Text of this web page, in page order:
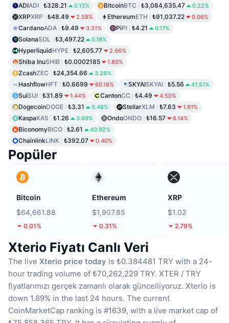
ADIADI ₺328.21 0.13% BitcoinBTC ₺3,084,635.47 0.22%
XRPXRP ₺48.49 2.58% EthereumETH ₺91,037.22 0.06%
CardanoADA ₺9.49 3.31% PiPI ₺4.21 0.17%
SolanaSOL ₺3,497.22 0.16%
HyperliquidHYPE ₺2,605.77 2.66%
Shiba InuSHIB ₺0.0002185 1.80%
ZcashZEC ₺24,354.66 3.28%
HashflowHFT ₺0.6699 60.16% SKYAISKYAI ₺5.56 41.51%
SuiSUI ₺31.89 1.44% CantonCC ₺4.49 4.50%
DogecoinDOGE ₺3.31 0.48% StellarXLM ₺7.63 1.61%
KaspaKAS ₺1.26 3.69% OndoONDO ₺16.57 6.14%
BiconomyBICO ₺2.61 40.92%
ChainlinkLINK ₺392.07 0.40%
Popüler
Bitcoin
$64,661.88
0.01%
Ethereum
$1,907.85
0.31%
XRP
$1.02
2.79%
Xterio Fiyatı Canlı Veri
The live Xterio price today is ₺0.384481 TRY with a 24-
hour trading volume of ₺70,262,229 TRY. XTER / TRY
fiyatlarımızı gerçek zamanlı olarak güncelliyoruz. Xterio is
down 1.89% in the last 24 hours. The current
CoinMarketCap ranking is #1639, with a live market cap of